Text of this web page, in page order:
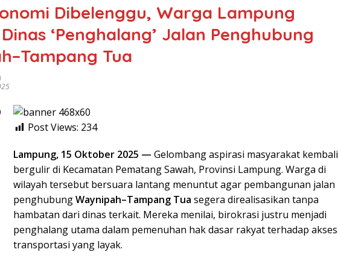
Dibelenggu, Warga Lampung
‘Penghalang’ Jalan Penghubung
Tua
Post Views: 234
Lampung, 15 Oktober 2025 — Gelombang aspirasi masyarakat kembali
bergulir di Kecamatan Pematang Sawah, Provinsi Lampung. Warga di
wilayah tersebut bersuara lantang menuntut agar pembangunan jalan
penghubungWaynipah–Tampang Tua segera direalisasikan tanpa
hambatan dari dinas terkait. Mereka menilai, birokrasi justru menjadi
penghalang utama dalam pemenuhan hak dasar rakyat terhadap akses
transportasi yang layak.